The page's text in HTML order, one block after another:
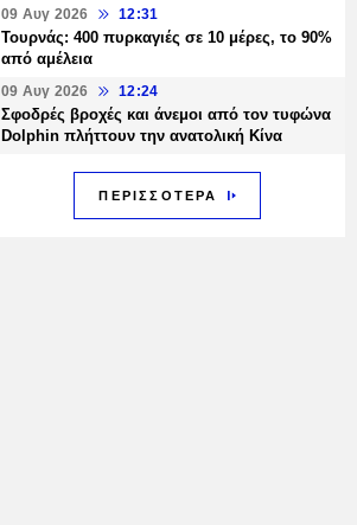
09 Αυγ 2026 12:31
Τουρνάς: 400 πυρκαγιές σε 10 μέρες, το 90%
από αμέλεια
09 Αυγ 2026 12:24
Σφοδρές βροχές και άνεμοι από τον τυφώνα
Dolphin πλήττουν την ανατολική Κίνα
ΠΕΡΙΣΣΟΤΕΡΑ